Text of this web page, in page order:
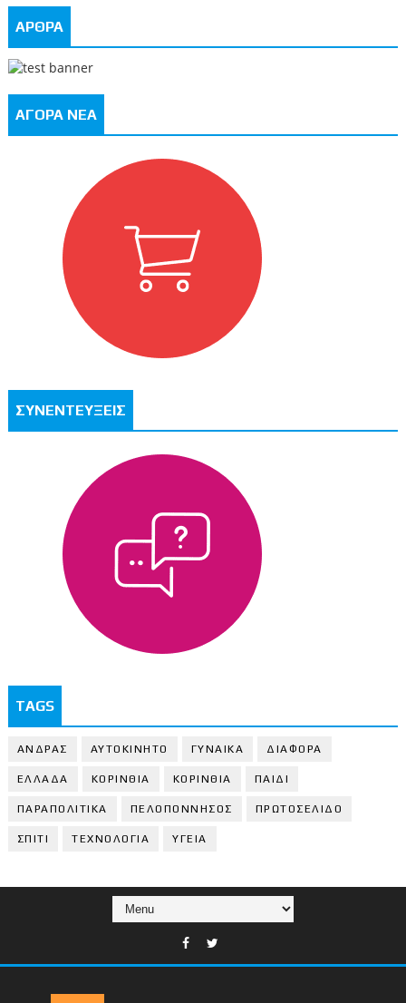
ΑΡΘΡΑ
ΑΓΟΡΑ ΝΕΑ
ΣΥΝΕΝΤΕΥΞΕΙΣ
TAGS
ΑΝΔΡΑΣ ΑΥΤΟΚΙΝΗΤΟ ΓΥΝΑΙΚΑ ΔΙΑΦΟΡΑ
ΕΛΛΑΔΑ ΚΟΡΙΝΘΙΑ ΚΟΡΙΝΘΙA ΠΑΙΔΙ
ΠΑΡΑΠΟΛΙΤΙΚΑ ΠΕΛΟΠΟΝΝΗΣΟΣ ΠΡΩΤΟΣΕΛΙΔΟ
ΣΠΙΤΙ ΤΕΧΝΟΛΟΓΙΑ ΥΓΕΙΑ